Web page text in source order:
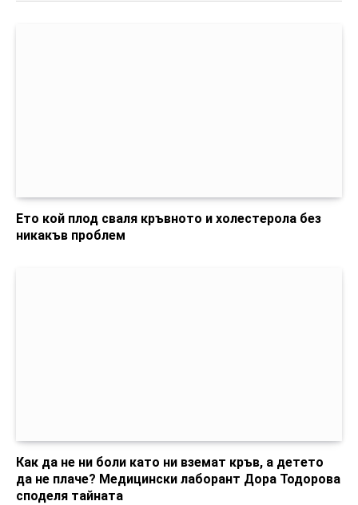
Ето кой плод сваля кръвното и холестерола без
никакъв проблем
Как да не ни боли като ни вземат кръв, а детето
да не плаче? Медицински лаборант Дора Тодорова
споделя тайната